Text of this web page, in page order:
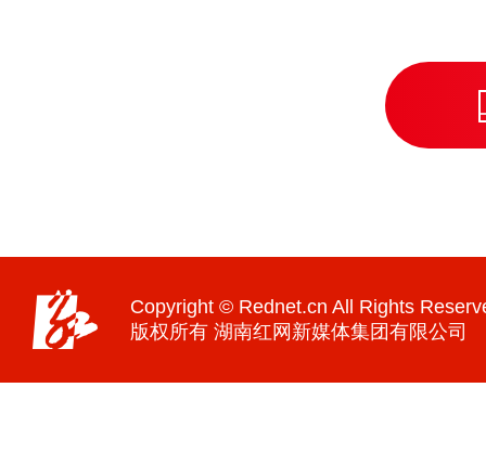
Copyright © Rednet.cn All Rights
版权所有 湖南红网新媒体集团有限公司